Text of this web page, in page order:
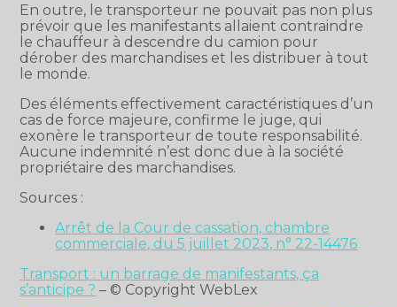
En outre, le transporteur ne pouvait pas non plus
prévoir que les manifestants allaient contraindre
le chauffeur à descendre du camion pour
dérober des marchandises et les distribuer à tout
le monde.
Des éléments effectivement caractéristiques d’un
cas de force majeure, confirme le juge, qui
exonère le transporteur de toute responsabilité.
Aucune indemnité n’est donc due à la société
propriétaire des marchandises.
Sources :
Arrêt de la Cour de cassation, chambre
commerciale, du 5 juillet 2023, n° 22-14476
Transport : un barrage de manifestants, ça
s’anticipe ? – © Copyright WebLex